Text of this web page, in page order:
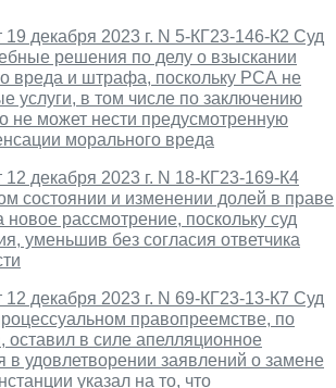
декабря 2023 г. N 5-КГ23-146-К2 Суд
решения по делу о взыскании
вреда и штрафа, поскольку РСА не
услуги, в том числе по заключению
не может нести предусмотренную
морального вреда
декабря 2023 г. N 18-КГ23-169-К4
состоянии и изменении долей в праве
рассмотрение, поскольку суд
уменьшив без согласия ответчика
декабря 2023 г. N 69-КГ23-13-К7 Суд
правопреемстве, по
оставил в силе апелляционное
в удовлетворении заявлений о замене
указал на то, что